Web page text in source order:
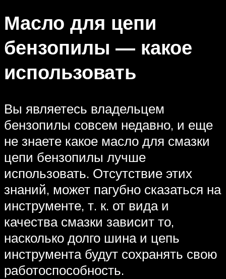
Масло для цепи
бензопилы — какое
использовать
Вы являетесь владельцем
бензопилы совсем недавно, и еще
не знаете какое масло для смазки
цепи бензопилы лучше
использовать. Отсутствие этих
знаний, может пагубно сказаться на
инструменте, т. к. от вида и
качества смазки зависит то,
насколько долго шина и цепь
инструмента будут сохранять свою
работоспособность.